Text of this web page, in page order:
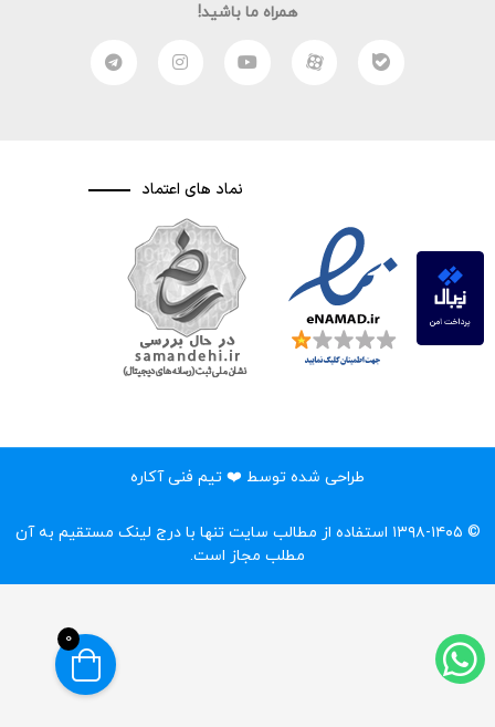
همراه ما باشید!
نماد های اعتماد
طراحی شده توسط ❤️ تیم فنی آکاره
© ۱۳۹۸-۱۴۰۵ استفاده از مطالب سایت تنها با درج لینک مستقیم به آن
مطلب مجاز است.‌
0